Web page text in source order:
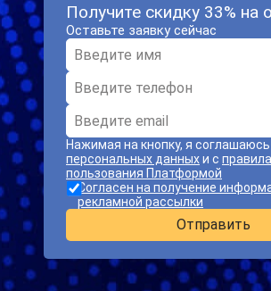
Получите скидку 33% на
Оставьте заявку сейчас
Нажимая на кнопку, я соглашаюсь
персональных данныхи с
пользования Платформой
Согласен на получение
рекламной рассылки
Отправить